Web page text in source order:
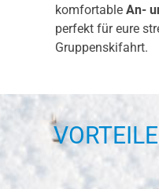
komfortable An-
perfekt für eure
Gruppenskifahrt.